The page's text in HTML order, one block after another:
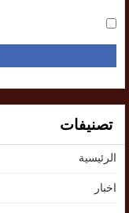
تصنيفات
الرئيسية
اخبار